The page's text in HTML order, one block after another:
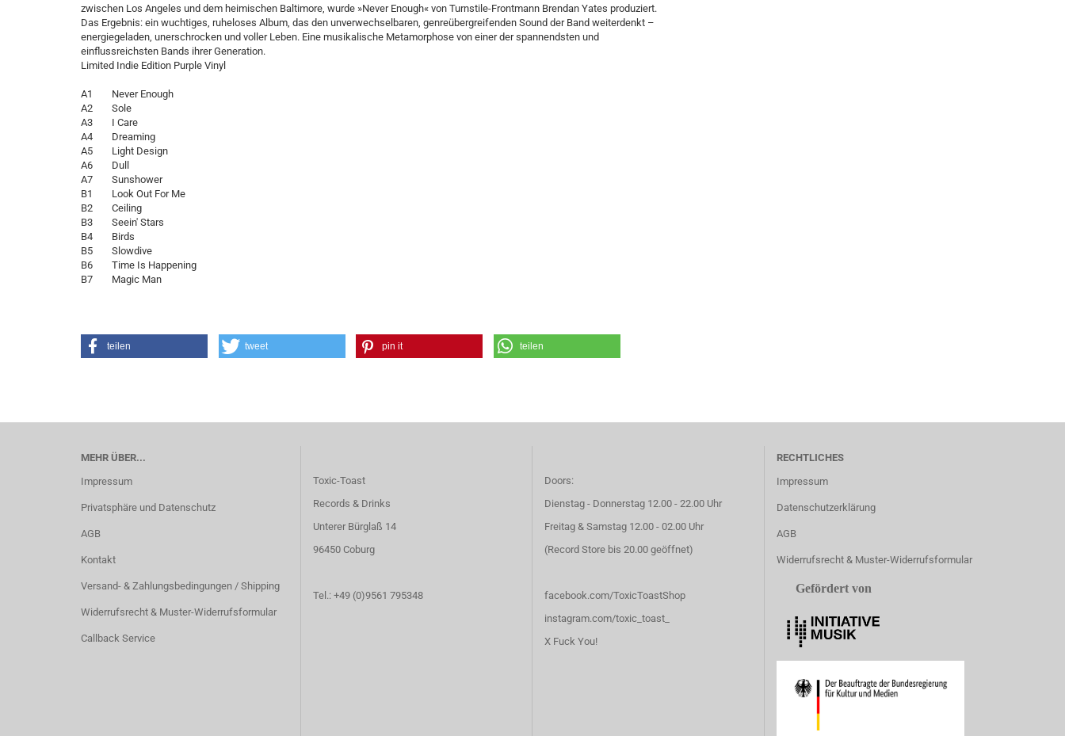
zwischen Los Angeles und dem heimischen Baltimore, wurde »Never Enough« von Turnstile-Frontmann Brendan Yates produziert.
Das Ergebnis: ein wuchtiges, ruheloses Album, das den unverwechselbaren, genreübergreifenden Sound der Band weiterdenkt –
energiegeladen, unerschrocken und voller Leben. Eine musikalische Metamorphose von einer der spannendsten und
einflussreichsten Bands ihrer Generation.
Limited Indie Edition Purple Vinyl
A1 Never Enough
A2 Sole
A3 I Care
A4 Dreaming
A5 Light Design
A6 Dull
A7 Sunshower
B1 Look Out For Me
B2 Ceiling
B3 Seein' Stars
B4 Birds
B5 Slowdive
B6 Time Is Happening
B7 Magic Man
teilen tweet pin it teilen
MEHR ÜBER...
Impressum
Privatsphäre und Datenschutz
AGB
Kontakt
Versand- & Zahlungsbedingungen / Shipping
Widerrufsrecht & Muster-Widerrufsformular
Callback Service
Toxic-Toast
Records & Drinks
Unterer Bürglaß 14
96450 Coburg
Tel.: +49 (0)9561 795348
Doors:
Dienstag - Donnerstag 12.00 - 22.00 Uhr
Freitag & Samstag 12.00 - 02.00 Uhr
(Record Store bis 20.00 geöffnet)
facebook.com/ToxicToastShop
instagram.com/toxic_toast_
X Fuck You!
RECHTLICHES
Impressum
Datenschutzerklärung
AGB
Widerrufsrecht & Muster-Widerrufsformular
Gefördert von